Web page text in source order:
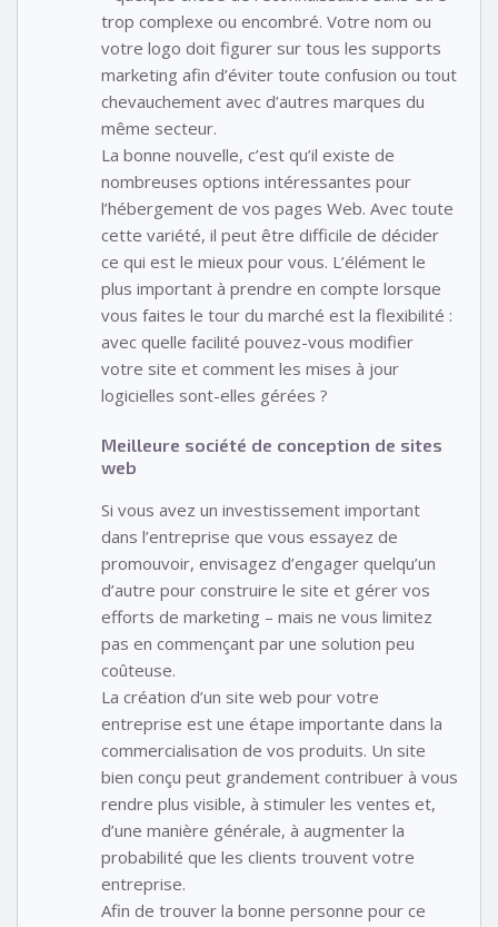
trop complexe ou encombré. Votre nom ou
votre logo doit figurer sur tous les supports
marketing afin d’éviter toute confusion ou tout
chevauchement avec d’autres marques du
même secteur.
La bonne nouvelle, c’est qu’il existe de
nombreuses options intéressantes pour
l’hébergement de vos pages Web. Avec toute
cette variété, il peut être difficile de décider
ce qui est le mieux pour vous. L’élément le
plus important à prendre en compte lorsque
vous faites le tour du marché est la flexibilité :
avec quelle facilité pouvez-vous modifier
votre site et comment les mises à jour
logicielles sont-elles gérées ?
Meilleure société de conception de sites
web
Si vous avez un investissement important
dans l’entreprise que vous essayez de
promouvoir, envisagez d’engager quelqu’un
d’autre pour construire le site et gérer vos
efforts de marketing – mais ne vous limitez
pas en commençant par une solution peu
coûteuse.
La création d’un site web pour votre
entreprise est une étape importante dans la
commercialisation de vos produits. Un site
bien conçu peut grandement contribuer à vous
rendre plus visible, à stimuler les ventes et,
d’une manière générale, à augmenter la
probabilité que les clients trouvent votre
entreprise.
Afin de trouver la bonne personne pour ce